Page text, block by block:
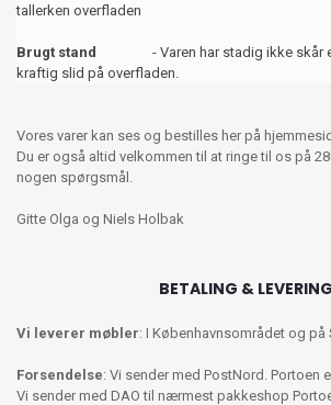
tallerken overfladen
Brugt stand
- Varen har stadig ikke skår
kraftig slid på overfladen.
Vores varer kan ses og bestilles her på
Du er også altid velkommen til at ringe til os på
nogen spørgsmål.
Gitte Olga og Niels Holbak
BETALING & LEVERING
Vi leverer møbler: I Københavnsområdet og
Forsendelse: Vi sender med PostNord. Portoen
Vi sender med DAO til nærmest pakkeshop